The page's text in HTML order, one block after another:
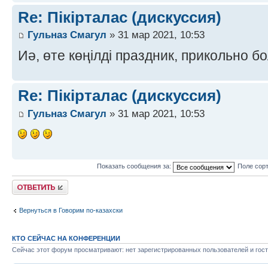
Re: Пікірталас (дискуссия)
Гульназ Смагул » 31 мар 2021, 10:53
Иә, өте көңілді праздник, прикольно
Re: Пікірталас (дискуссия)
Гульназ Смагул » 31 мар 2021, 10:53
Показать сообщения за: Поле
Ответить
Вернуться в Говорим по-казахски
КТО СЕЙЧАС НА КОНФЕРЕНЦИИ
Сейчас этот форум просматривают: нет зарегистрированных пользователей и